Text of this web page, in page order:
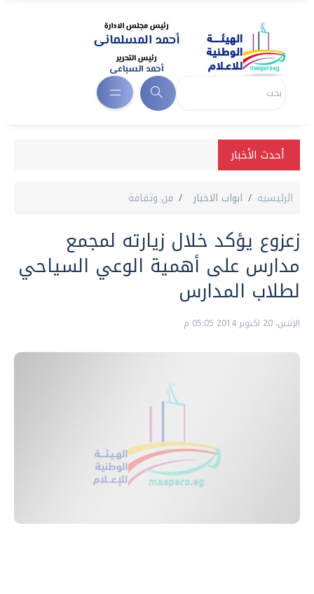
أحدث الأخبار
الرئيسية ابواب الاخبار فن وثقافة
زعزوع يؤكد خلال زيارته لمجمع
مدارس على أهمية الوعي السياحي
لطلاب المدارس
الإثنين، 20 اكتوبر 2014 05:05 م